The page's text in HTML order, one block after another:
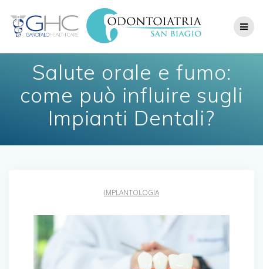
to
content
Salute orale e fumo:
come può influire sugli
Impianti Dentali?
IMPLANTOLOGIA